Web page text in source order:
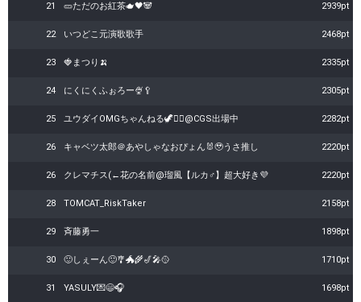
21 🥒ただのお紅茶🫖🖤🐼 2939pt
22 いつどこ元演歌歌手 2468pt
23 🍓まつり🍌 2335pt
24 にくにくふぉろー🍨🥄 2305pt
25 ユウダイOMGちゃんねる🦖🏴‍☠️@CGS出場中 2282pt
26 キャベツ太郎＠あやしゃなおぴょん🐰🥹うさ推し 2220pt
26 クレマチス(←花の名前@瑠風【ルカ♂】超大好き💜 2220pt
28 TOMCAT_RiskTaker 2158pt
29 斉藤勇一 1898pt
30 🙂しぇーん🙂🎐🐲🌾🎷🎤🥎 1710pt
31 YASULY💌😄🎧 1698pt